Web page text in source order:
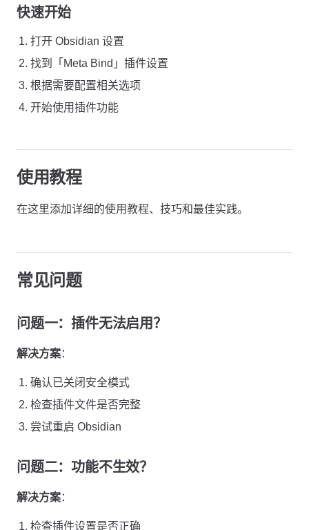
快速开始
打开 Obsidian 设置
找到「Meta Bind」插件设置
根据需要配置相关选项
开始使用插件功能
使用教程
在这里添加详细的使用教程、技巧和最佳实践。
常见问题
问题一：插件无法启用？
解决方案：
确认已关闭安全模式
检查插件文件是否完整
尝试重启 Obsidian
问题二：功能不生效？
解决方案：
检查插件设置是否正确